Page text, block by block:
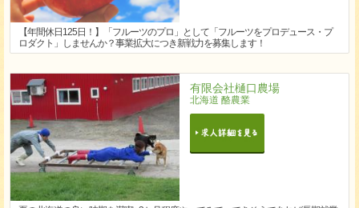
【年間休日125日！】「フルーツのプロ」として「フルーツをプロデュース・プ
ロダクト」しませんか？事業拡大につき新戦力を募集します！
有限会社樋口農場
北海道 酪農業